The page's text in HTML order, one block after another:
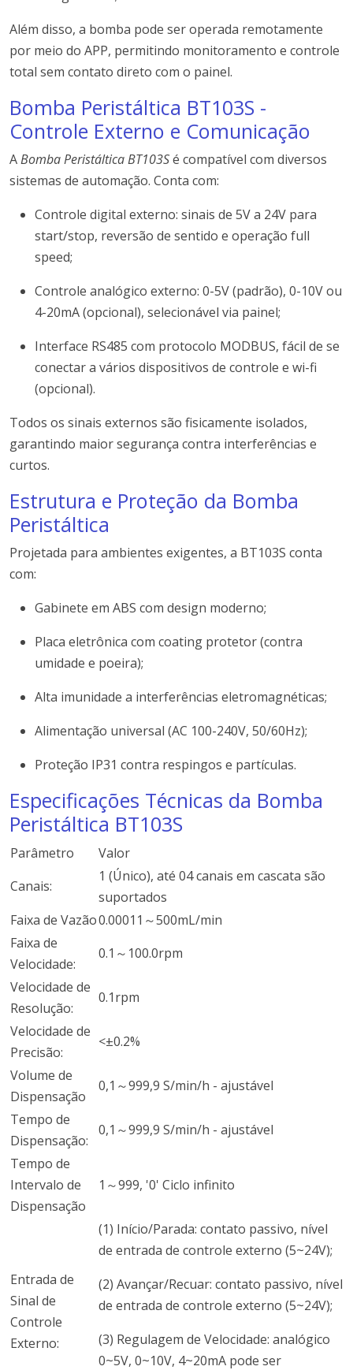
Além disso, a bomba pode ser operada remotamente
por meio do APP, permitindo monitoramento e controle
total sem contato direto com o painel.
Bomba Peristáltica BT103S -
Controle Externo e Comunicação
ABomba Peristáltica BT103Sé compatível com diversos
sistemas de automação. Conta com:
Controle digital externo: sinais de 5V a 24V para
start/stop, reversão de sentido e operação full
speed;
Controle analógico externo: 0-5V (padrão), 0-10V ou
4-20mA (opcional), selecionável via painel;
Interface RS485 com protocolo MODBUS, fácil de se
conectar a vários dispositivos de controle e wi-fi
(opcional).
Todos os sinais externos são fisicamente isolados,
garantindo maior segurança contra interferências e
curtos.
Estrutura e Proteção da Bomba
Peristáltica
Projetada para ambientes exigentes, a BT103S conta
com:
Gabinete em ABS com design moderno;
Placa eletrônica com coating protetor (contra
umidade e poeira);
Alta imunidade a interferências eletromagnéticas;
Alimentação universal (AC 100-240V, 50/60Hz);
Proteção IP31 contra respingos e partículas.
Especificações Técnicas da Bomba
Peristáltica BT103S
Parâmetro
Valor
Canais:
1 (Único), até 04 canais em cascata são
suportados
Faixa de Vazão0.00011～500mL/min
Faixa de
Velocidade:
0.1～100.0rpm
Velocidade de
Resolução:
0.1rpm
Velocidade de
Precisão:
<±0.2%
Volume de
Dispensação
0,1～999,9 S/min/h - ajustável
Tempo de
Dispensação:
0,1～999,9 S/min/h - ajustável
Tempo de
Intervalo de
Dispensação
1～999, '0' Ciclo infinito
Entrada de
Sinal de
Controle
Externo:
(1) Início/Parada: contato passivo, nível
de entrada de controle externo (5~24V);
(2) Avançar/Recuar: contato passivo, nível
de entrada de controle externo (5~24V);
(3) Regulagem de Velocidade: analógico
0~5V, 0~10V, 4~20mA pode ser